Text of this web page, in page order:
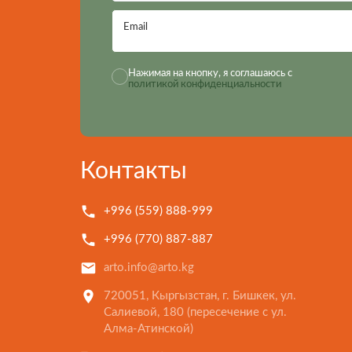
Email
Нажимая на кнопку, я соглашаюсь с
политикой конфиденциальности
Контакты
+996 (559) 888-999
+996 (770) 887-887
arto.info@arto.kg
720051, Кыргызстан, г. Бишкек, ул.
Салиевой, 180 (пересечение с ул.
Алма-Атинской)